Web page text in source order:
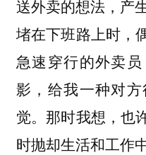
送外卖的想法，产
堵在下班路上时，
急速穿行的外卖
影，给我一种对
觉。那时我想，也
时抛却生活和工作